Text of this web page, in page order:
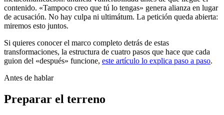
contenido. «Tampoco creo que tú lo tengas» genera alianza en lugar
de acusación. No hay culpa ni ultimátum. La petición queda abierta:
miremos esto juntos.
Si quieres conocer el marco completo detrás de estas
transformaciones, la estructura de cuatro pasos que hace que cada
guion del «después» funcione, este artículo lo explica paso a paso.
Antes de hablar
Preparar el terreno